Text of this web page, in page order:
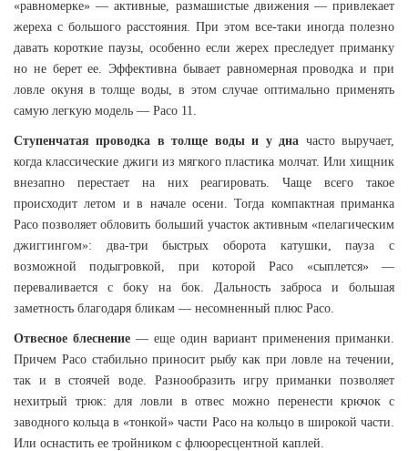
«равномерке» — активные, размашистые движения — привлекает
жереха с большого расстояния. При этом все-таки иногда полезно
давать короткие паузы, особенно если жерех преследует приманку
но не берет ее. Эффективна бывает равномерная проводка и при
ловле окуня в толще воды, в этом случае оптимально применять
самую легкую модель — Paco 11.
Ступенчатая проводка в толще воды и у дна часто выручает,
когда классические джиги из мягкого пластика молчат. Или хищник
внезапно перестает на них реагировать. Чаще всего такое
происходит летом и в начале осени. Тогда компактная приманка
Paco позволяет обловить больший участок активным «пелагическим
джиггингом»: два-три быстрых оборота катушки, пауза с
возможной подыгровкой, при которой Paco «сыплется» —
переваливается с боку на бок. Дальность заброса и большая
заметность благодаря бликам — несомненный плюс Paco.
Отвесное блеснение — еще один вариант применения приманки.
Причем Paco стабильно приносит рыбу как при ловле на течении,
так и в стоячей воде. Разнообразить игру приманки позволяет
нехитрый трюк: для ловли в отвес можно перенести крючок с
заводного кольца в «тонкой» части Paco на кольцо в широкой части.
Или оснастить ее тройником с флюоресцентной каплей.